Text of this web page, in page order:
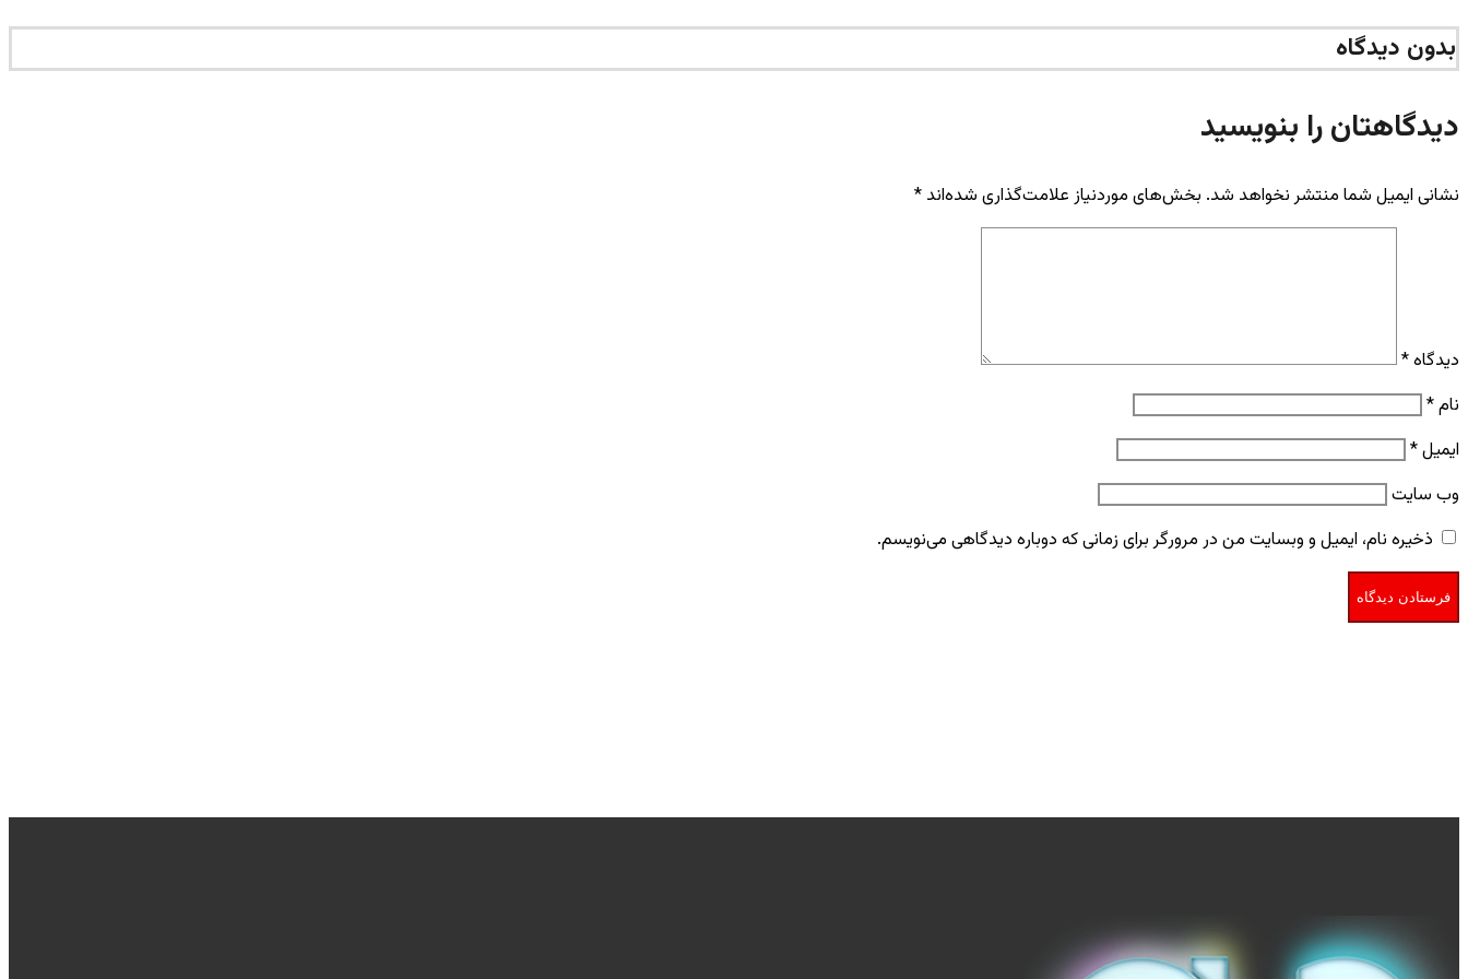
بدون دیدگاه
دیدگاهتان را بنویسید
نشانی ایمیل شما منتشر نخواهد شد. بخش‌های موردنیاز علامت‌گذاری شده‌اند *
دیدگاه*
نام*
ایمیل*
وب‌ سایت
ذخیره نام، ایمیل و وبسایت من در مرورگر برای زمانی که دوباره دیدگاهی می‌نویسم.